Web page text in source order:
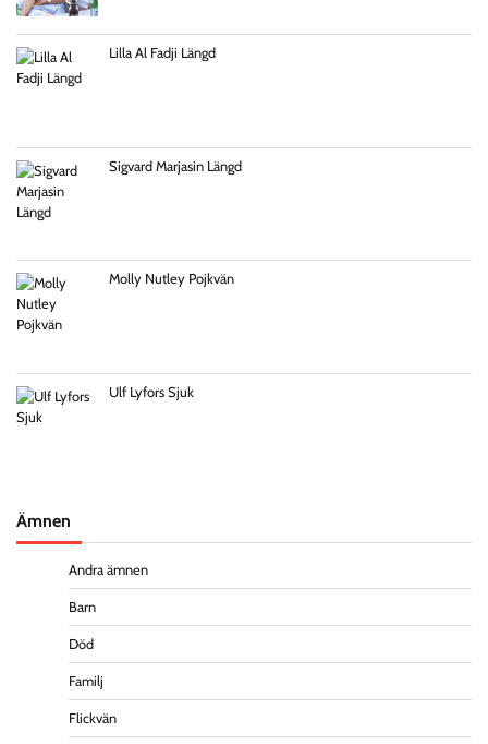
Lilla Al Fadji Längd
Sigvard Marjasin Längd
Molly Nutley Pojkvän
Ulf Lyfors Sjuk
Ämnen
Andra ämnen
Barn
Död
Familj
Flickvän